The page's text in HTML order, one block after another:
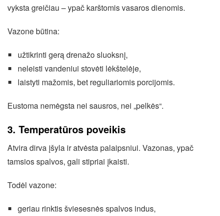
vyksta greičiau – ypač karštomis vasaros dienomis.
Vazone būtina:
užtikrinti gerą drenažo sluoksnį,
neleisti vandeniui stovėti lėkštelėje,
laistyti mažomis, bet reguliariomis porcijomis.
Eustoma nemėgsta nei sausros, nei „pelkės“.
3. Temperatūros poveikis
Atvira dirva įšyla ir atvėsta palaipsniui. Vazonas, ypač
tamsios spalvos, gali stipriai įkaisti.
Todėl vazone:
geriau rinktis šviesesnės spalvos indus,